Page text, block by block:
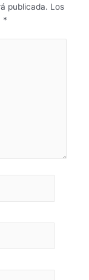
publicada. Los
*